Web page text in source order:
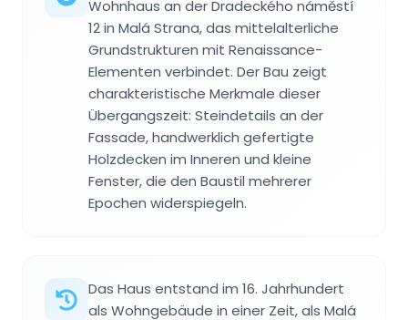
Wohnhaus an der Dradeckého náměstí
12 in Malá Strana, das mittelalterliche
Grundstrukturen mit Renaissance-
Elementen verbindet. Der Bau zeigt
charakteristische Merkmale dieser
Übergangszeit: Steindetails an der
Fassade, handwerklich gefertigte
Holzdecken im Inneren und kleine
Fenster, die den Baustil mehrerer
Epochen widerspiegeln.
Das Haus entstand im 16. Jahrhundert
als Wohngebäude in einer Zeit, als Malá